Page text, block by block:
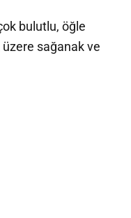
bulutlu, öğle
sağanak ve